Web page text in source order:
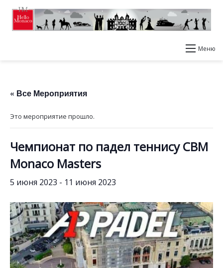
Меню
« Все Мероприятия
Это мероприятие прошло.
Чемпионат по падел теннису CBM
Monaco Masters
5 июня 2023 - 11 июня 2023